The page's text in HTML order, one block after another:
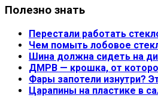
Полезно знать
Перестали работать
Чем помыть лобовое
Шина должна сидеть на
ДМРВ — крошка, от
Фары запотели изнутри?
Царапины на пластике в